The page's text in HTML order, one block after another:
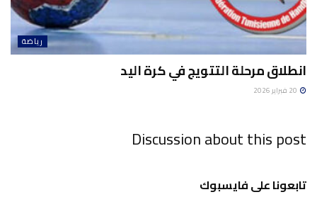
رياضة
انطلاق مرحلة التتويج في كرة اليد
Discussion about this post
تابعونا على فايسبوك